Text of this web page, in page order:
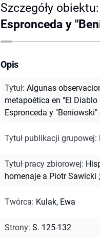
Szczegóły obiektu:
Espronceda y
Opis
Tytuł: Algunas
metapoética en "El
Espronceda y
Tytuł publikacji grupowej:
Tytuł pracy zbiorowej:
homenaje a Piotr Sawicki ;
Twórca: Kulak, Ewa
Strony: S. 125-132